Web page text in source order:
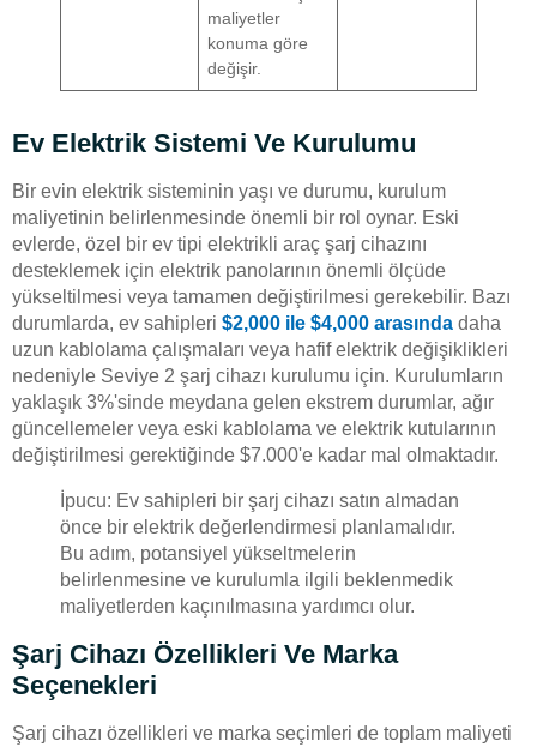
maliyetler
konuma göre
değişir.
Ev Elektrik Sistemi Ve Kurulumu
Bir evin elektrik sisteminin yaşı ve durumu, kurulum
maliyetinin belirlenmesinde önemli bir rol oynar. Eski
evlerde, özel bir ev tipi elektrikli araç şarj cihazını
desteklemek için elektrik panolarının önemli ölçüde
yükseltilmesi veya tamamen değiştirilmesi gerekebilir. Bazı
durumlarda, ev sahipleri $2,000 ile $4,000 arasında daha
uzun kablolama çalışmaları veya hafif elektrik değişiklikleri
nedeniyle Seviye 2 şarj cihazı kurulumu için. Kurulumların
yaklaşık 3%'sinde meydana gelen ekstrem durumlar, ağır
güncellemeler veya eski kablolama ve elektrik kutularının
değiştirilmesi gerektiğinde $7.000'e kadar mal olmaktadır.
İpucu: Ev sahipleri bir şarj cihazı satın almadan
önce bir elektrik değerlendirmesi planlamalıdır.
Bu adım, potansiyel yükseltmelerin
belirlenmesine ve kurulumla ilgili beklenmedik
maliyetlerden kaçınılmasına yardımcı olur.
Şarj Cihazı Özellikleri Ve Marka
Seçenekleri
Şarj cihazı özellikleri ve marka seçimleri de toplam maliyeti